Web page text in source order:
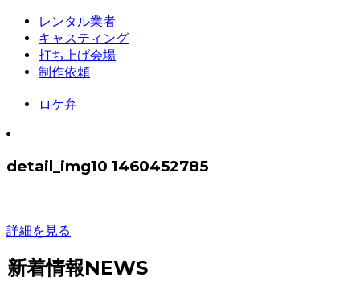
レンタル業者
キャスティング
打ち上げ会場
制作依頼
ロケ弁
detail_img10 1460452785
詳細を見る
新着情報NEWS